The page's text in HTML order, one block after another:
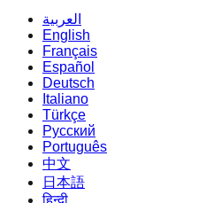
العربية
English
Français
Español
Deutsch
Italiano
Türkçe
Русский
Português
中文
日本語